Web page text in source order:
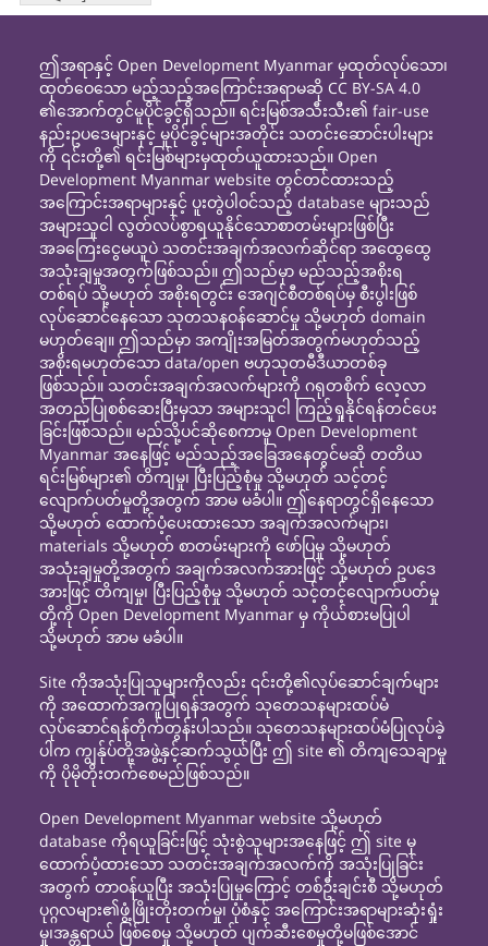
ဤအရာနှင့် Open Development Myanmar မှထုတ်လုပ်သော၊
ထုတ်ဝေသော မည့်သည့်အကြောင်းအရာမဆို CC BY-SA 4.0
၏အောက်တွင်မူပိုင်ခွင့်ရှိသည်။ ရင်းမြစ်အသီးသီး၏ fair-use
နည်းဥပဒေများနှင့် မူပိုင်ခွင့်များအတိုင်း သတင်းဆောင်းပါးများ
ကို ၎င်းတို့၏ ရင်းမြစ်များမှထုတ်ယူထားသည်။ Open
Development Myanmar website တွင်တင်ထားသည့်
အကြောင်းအရာများနှင့် ပူးတွဲပါဝင်သည့် database များသည်
အများသူငါ လွတ်လပ်စွာရယူနိုင်သောစာတမ်းများဖြစ်ပြီး
အခကြေးငွေမယူပဲ သတင်းအချက်အလက်ဆိုင်ရာ အထွေထွေ
အသုံးချမှုအတွက်ဖြစ်သည်။ ဤသည်မှာ မည်သည့်အစိုးရ
တစ်ရပ် သို့မဟုတ် အစိုးရတွင်း အေဂျင်စီတစ်ရပ်မှ စီးပွါးဖြစ်
လုပ်ဆောင်နေသော သုတသနဝန်ဆောင်မှု သို့မဟုတ် domain
မဟုတ်ချေ။ ဤသည်မှာ အကျိုးအမြတ်အတွက်မဟုတ်သည့်
အစိုးရမဟုတ်သော data/open ဗဟုသုတမီဒီယာတစ်ခု
ဖြစ်သည်။ သတင်းအချက်အလက်များကို ဂရုတစိုက် လေ့လာ
အတည်ပြုစစ်ဆေးပြီးမှသာ အများသူငါ ကြည့်ရှုနိုင်ရန်တင်ပေး
ခြင်းဖြစ်သည်။ မည်သို့ပင်ဆိုစေကာမူ Open Development
Myanmar အနေဖြင့် မည်သည့်အခြေအနေတွင်မဆို တတိယ
ရင်းမြစ်များ၏ တိကျမှု၊ ပြီးပြည့်စုံမှု သို့မဟုတ် သင့်တင့်
လျောက်ပတ်မှုတို့အတွက် အာမ မခံပါ။ ဤနေရာတွင်ရှိနေသော
သို့မဟုတ် ထောက်ပံ့ပေးထားသော အချက်အလက်များ၊
materials သို့မဟုတ် စာတမ်းများကို ဖော်ပြမှု သို့မဟုတ်
အသုံးချမှုတို့အတွက် အချက်အလက်အားဖြင့် သို့မဟုတ် ဥပဒေ
အားဖြင့် တိကျမှု၊ ပြီးပြည့်စုံမှု သို့မဟုတ် သင့်တင့်လျောက်ပတ်မှု
တို့ကို Open Development Myanmar မှ ကိုယ်စားမပြုပါ
သို့မဟုတ် အာမ မခံပါ။
Site ကိုအသုံးပြုသူများကိုလည်း ၎င်းတို့၏လုပ်ဆောင်ချက်များ
ကို အထောက်အကူပြုရန်အတွက် သုတေသနများထပ်မံ
လုပ်ဆောင်ရန်တိုက်တွန်းပါသည်။ သုတေသနများထပ်မံပြုလုပ်ခဲ့
ပါက ကျွန်ုပ်တို့အဖွဲ့နှင့်ဆက်သွယ်ပြီး ဤ site ၏ တိကျသေချာမှု
ကို ပိုမိုတိုးတက်စေမည်ဖြစ်သည်။
Open Development Myanmar website သို့မဟုတ်
database ကိုရယူခြင်းဖြင့် သုံးစွဲသူများအနေဖြင့် ဤ site မှ
ထောက်ပံ့ထားသော သတင်းအချက်အလက်ကို အသုံးပြုခြင်း
အတွက် တာဝန်ယူပြီး အသုံးပြုမှုကြောင့် တစ်ဦးချင်းစီ သို့မဟုတ်
ပုဂ္ဂလများ၏ဖွံ့ဖြိုးတိုးတက်မှု၊ ပုံစံနှင့် အကြောင်းအရာများဆုံးရှုံး
မှု၊အန္တရာယ် ဖြစ်စေမှု သို့မဟုတ် ပျက်ဆီးစေမှုတို့မဖြစ်အောင်